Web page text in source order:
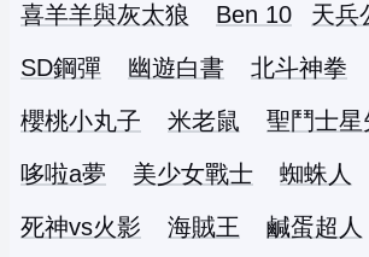
喜羊羊與灰太狼
Ben 10 天兵
SD鋼彈
幽遊白書 北斗神拳
櫻桃小丸子
米老鼠 聖鬥士星
哆啦a夢
美少女戰士 蜘蛛人
死神vs火影
海賊王 鹹蛋超人